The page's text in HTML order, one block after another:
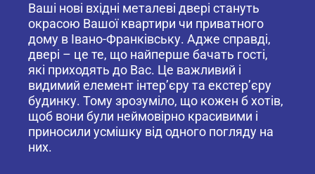
Ваші нові вхідні металеві двері стануть
окрасою Вашої квартири чи приватного
дому в Івано-Франківську. Адже справді,
двері – це те, що найперше бачать гості,
які приходять до Вас. Це важливий і
видимий елемент інтер’єру та екстер’єру
будинку. Тому зрозуміло, що кожен б хотів,
щоб вони були неймовірно красивими і
приносили усмішку від одного погляду на
них.